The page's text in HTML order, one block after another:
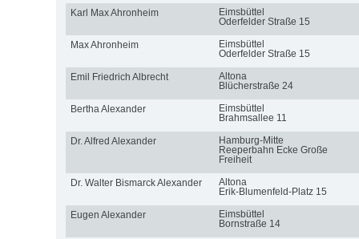
Karl Max Ahronheim
Eimsbüttel
Oderfelder Straße 15
Max Ahronheim
Eimsbüttel
Oderfelder Straße 15
Emil Friedrich Albrecht
Altona
Blücherstraße 24
Bertha Alexander
Eimsbüttel
Brahmsallee 11
Dr. Alfred Alexander
Hamburg-Mitte
Reeperbahn Ecke Große
Freiheit
Dr. Walter Bismarck Alexander
Altona
Erik-Blumenfeld-Platz 15
Eugen Alexander
Eimsbüttel
Bornstraße 14